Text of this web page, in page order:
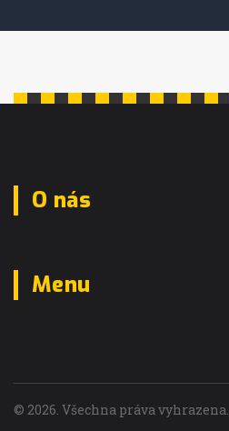
O nás
Menu
© 2026. Všechna práva vyhrazena.